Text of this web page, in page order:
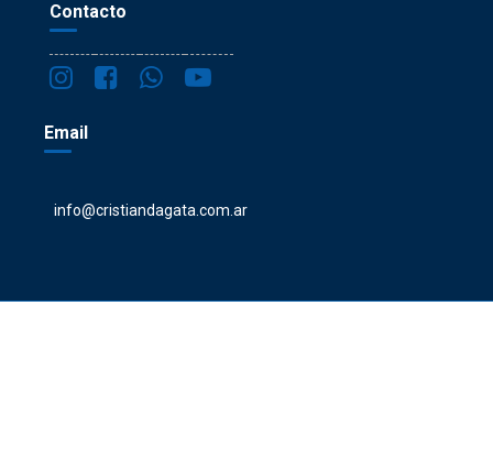
Contacto
Email
info@cristiandagata.com.ar